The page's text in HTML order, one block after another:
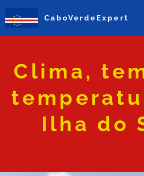
CaboVerdeExpert
Clima,
Ilha do